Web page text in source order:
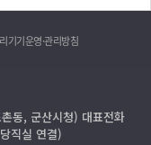
기기운영·관리방침
동, 군산시청) 대표전화
직실 연결)